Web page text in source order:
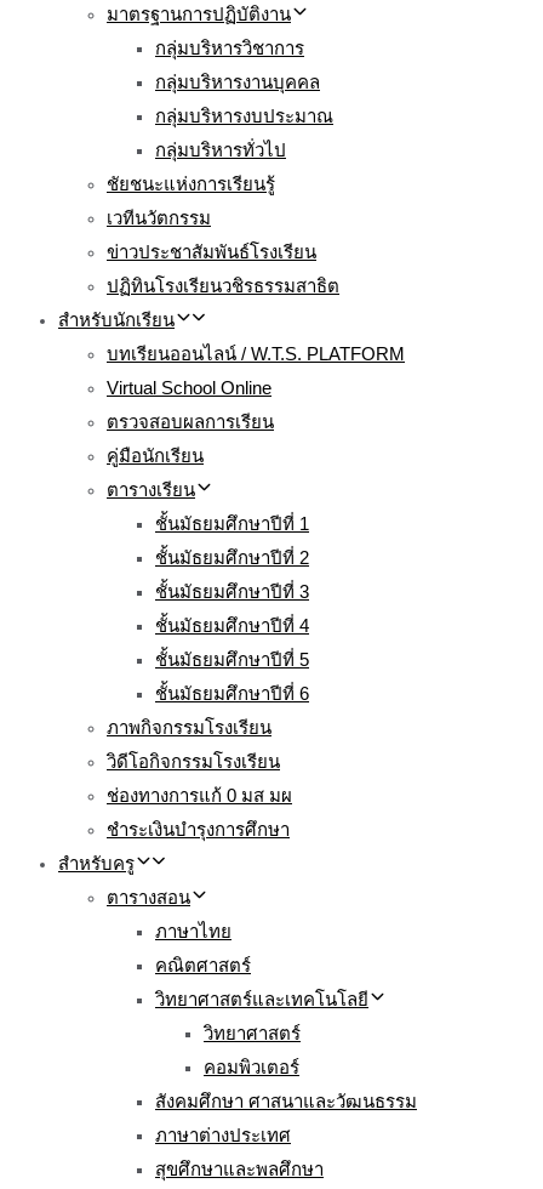
มาตรฐานการปฏิบัติงาน
กลุ่มบริหารวิชาการ
กลุ่มบริหารงานบุคคล
กลุ่มบริหารงบประมาณ
กลุ่มบริหารทั่วไป
ชัยชนะแห่งการเรียนรู้
เวทีนวัตกรรม
ข่าวประชาสัมพันธ์โรงเรียน
ปฏิทินโรงเรียนวชิรธรรมสาธิต
สำหรับนักเรียน
บทเรียนออนไลน์ / W.T.S. PLATFORM
Virtual School Online
ตรวจสอบผลการเรียน
คู่มือนักเรียน
ตารางเรียน
ชั้นมัธยมศึกษาปีที่ 1
ชั้นมัธยมศึกษาปีที่ 2
ชั้นมัธยมศึกษาปีที่ 3
ชั้นมัธยมศึกษาปีที่ 4
ชั้นมัธยมศึกษาปีที่ 5
ชั้นมัธยมศึกษาปีที่ 6
ภาพกิจกรรมโรงเรียน
วิดีโอกิจกรรมโรงเรียน
ช่องทางการแก้ 0 มส มผ
ชำระเงินบำรุงการศึกษา
สำหรับครู
ตารางสอน
ภาษาไทย
คณิตศาสตร์
วิทยาศาสตร์และเทคโนโลยี
วิทยาศาสตร์
คอมพิวเตอร์
สังคมศึกษา ศาสนาและวัฒนธรรม
ภาษาต่างประเทศ
สุขศึกษาและพลศึกษา